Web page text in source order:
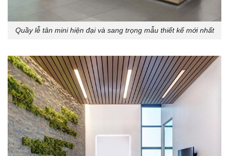
Quầy lễ tân mini hiện đại và sang trọng mẫu thiết kế mới nhất